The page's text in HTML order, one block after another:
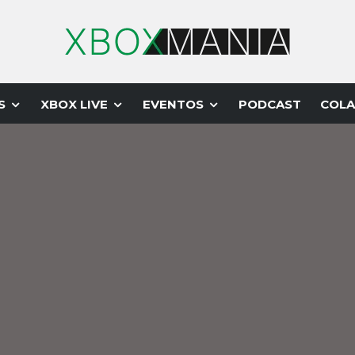
XBOX LIVE EVENTOS PODCAST